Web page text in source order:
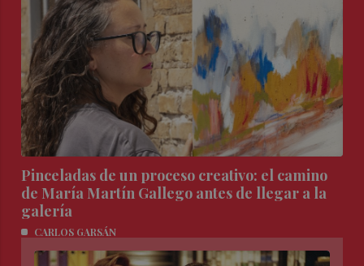
Pinceladas de un proceso creativo: el camino
de María Martín Gallego antes de llegar a la
galería
CARLOS GARSÁN